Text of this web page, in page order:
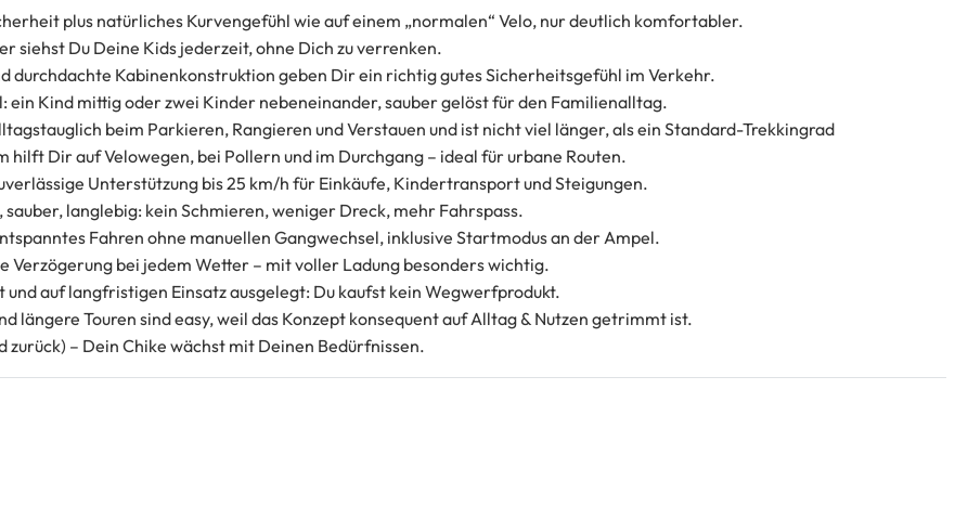
plus natürliches Kurvengefühl wie auf einem „normalen“ Velo, nur deutlich komfortabler.
siehst Du Deine Kids jederzeit, ohne Dich zu verrenken.
durchdachte Kabinenkonstruktion geben Dir ein richtig gutes Sicherheitsgefühl im Verkehr.
ein Kind mittig oder zwei Kinder nebeneinander, sauber gelöst für den Familienalltag.
beim Parkieren, Rangieren und Verstauen und ist nicht viel länger, als ein Standard-Trekkingrad
hilft Dir auf Velowegen, bei Pollern und im Durchgang – ideal für urbane Routen.
Unterstützung bis 25 km/h für Einkäufe, Kindertransport und Steigungen.
sauber, langlebig: kein Schmieren, weniger Dreck, mehr Fahrspass.
Fahren ohne manuellen Gangwechsel, inklusive Startmodus an der Ampel.
Verzögerung bei jedem Wetter – mit voller Ladung besonders wichtig.
und auf langfristigen Einsatz ausgelegt: Du kaufst kein Wegwerfprodukt.
längere Touren sind easy, weil das Konzept konsequent auf Alltag & Nutzen getrimmt ist.
zurück) – Dein Chike wächst mit Deinen Bedürfnissen.